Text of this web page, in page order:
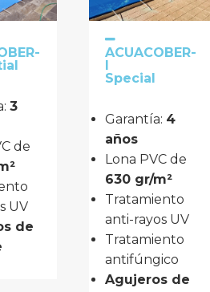
3
UV
de
ACUACOBER-
I
Special
Garantía: 4
años
Lona PVC de
630 gr/m²
Tratamiento
anti-rayos UV
Tratamiento
antifúngico
Agujeros de